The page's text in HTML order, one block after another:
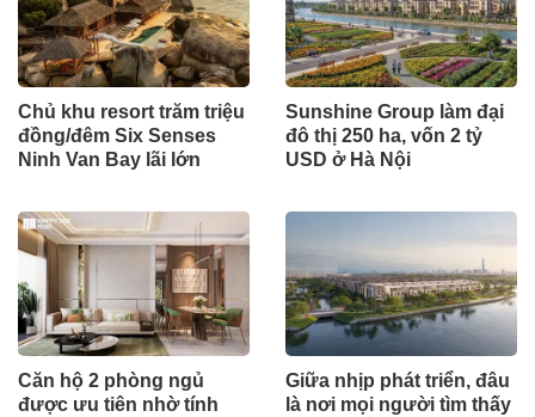
Chủ khu resort trăm triệu
đồng/đêm Six Senses
Ninh Van Bay lãi lớn
Sunshine Group làm đại
đô thị 250 ha, vốn 2 tỷ
USD ở Hà Nội
Căn hộ 2 phòng ngủ
được ưu tiên nhờ tính
Giữa nhịp phát triển, đâu
là nơi mọi người tìm thấy